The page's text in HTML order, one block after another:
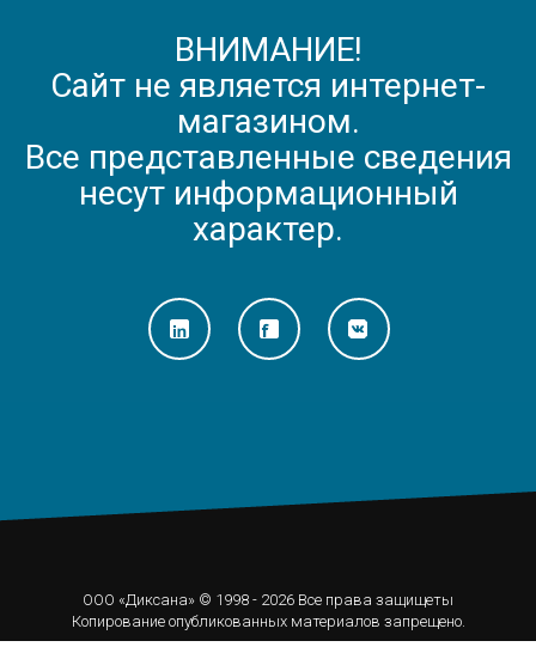
ВНИМАНИЕ!
Сайт не является интернет-
магазином.
Все представленные сведения
несут информационный
характер.
ООО «Диксана» © 1998 - 2026 Все права защищеты
Копирование опубликованных материалов запрещено.